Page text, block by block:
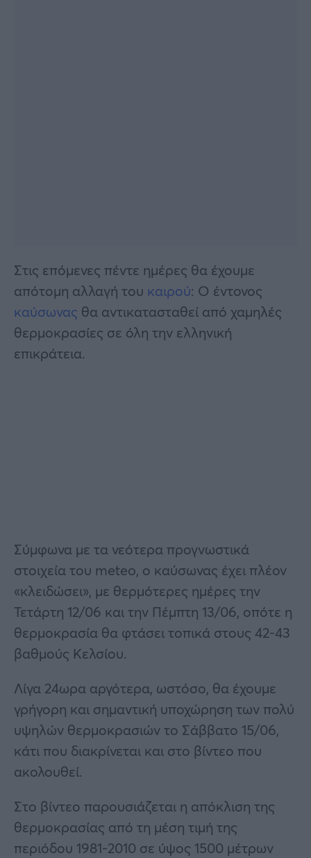
Στις επόμενες πέντε ημέρες θα έχουμε
απότομη αλλαγή του καιρού: O έντονος
καύσωνας θα αντικατασταθεί από χαμηλές
θερμοκρασίες σε όλη την ελληνική
επικράτεια.
Σύμφωνα με τα νεότερα προγνωστικά
στοιχεία του meteo, ο καύσωνας έχει πλέον
«κλειδώσει», με θερμότερες ημέρες την
Τετάρτη 12/06 και την Πέμπτη 13/06, οπότε η
θερμοκρασία θα φτάσει τοπικά στους 42-43
βαθμούς Κελσίου.
Λίγα 24ωρα αργότερα, ωστόσο, θα έχουμε
γρήγορη και σημαντική υποχώρηση των πολύ
υψηλών θερμοκρασιών το Σάββατο 15/06,
κάτι που διακρίνεται και στο βίντεο που
ακολουθεί.
Στο βίντεο παρουσιάζεται η απόκλιση της
θερμοκρασίας από τη μέση τιμή της
περιόδου 1981-2010 σε ύψος 1500 μέτρων